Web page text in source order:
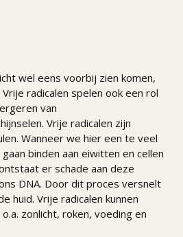
wel eens voorbij zien komen,
radicalen spelen ook een rol
van
Vrije radicalen zijn
Wanneer we hier een te veel
binden aan eiwitten en cellen
er schade aan deze
DNA. Door dit proces versnelt
huid. Vrije radicalen kunnen
zonlicht, roken, voeding en